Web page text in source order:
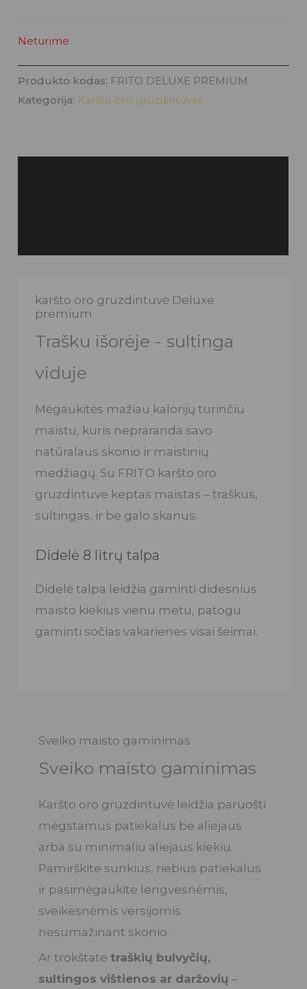
Neturime
Produkto kodas: FRITO DELUXE PREMIUM
Kategorija: Karšto oro gruzdintuvės
karšto oro gruzdintuvė Deluxe
premium
Trašku išorėje - sultinga
viduje
Mėgaukitės mažiau kalorijų turinčiu
maistu, kuris nepraranda savo
natūralaus skonio ir maistinių
medžiagų. Su FRITO karšto oro
gruzdintuve keptas maistas – traškus,
sultingas, ir be galo skanus.
Didelė 8 litrų talpa
Didelė talpa leidžia gaminti didesnius
maisto kiekius vienu metu, patogu
gaminti sočias vakarienes visai šeimai.
Sveiko maisto gaminimas
Sveiko maisto gaminimas
Karšto oro gruzdintuvė leidžia paruošti
mėgstamus patiekalus be aliejaus
arba su minimaliu aliejaus kiekiu.
Pamirškite sunkius, riebius patiekalus
ir pasimėgaukite lengvesnėmis,
sveikesnėmis versijomis
nesumažinant skonio.
Ar trokštatetraškių bulvyčių,
sultingos vištienos ar daržovių –